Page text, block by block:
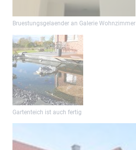
Bruestungsgelaender an Galerie Wohnzimmer
Gartenteich ist auch fertig